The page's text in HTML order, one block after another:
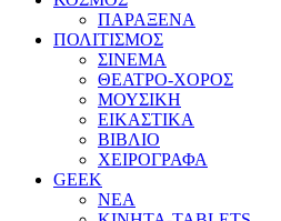
ΠΑΡΑΞΕΝΑ
ΠΟΛΙΤΙΣΜΟΣ
ΣΙΝΕΜΑ
ΘΕΑΤΡΟ-ΧΟΡΟΣ
ΜΟΥΣΙΚΗ
ΕΙΚΑΣΤΙΚΑ
ΒΙΒΛΙΟ
ΧΕΙΡΟΓΡΑΦΑ
GEEK
ΝΕΑ